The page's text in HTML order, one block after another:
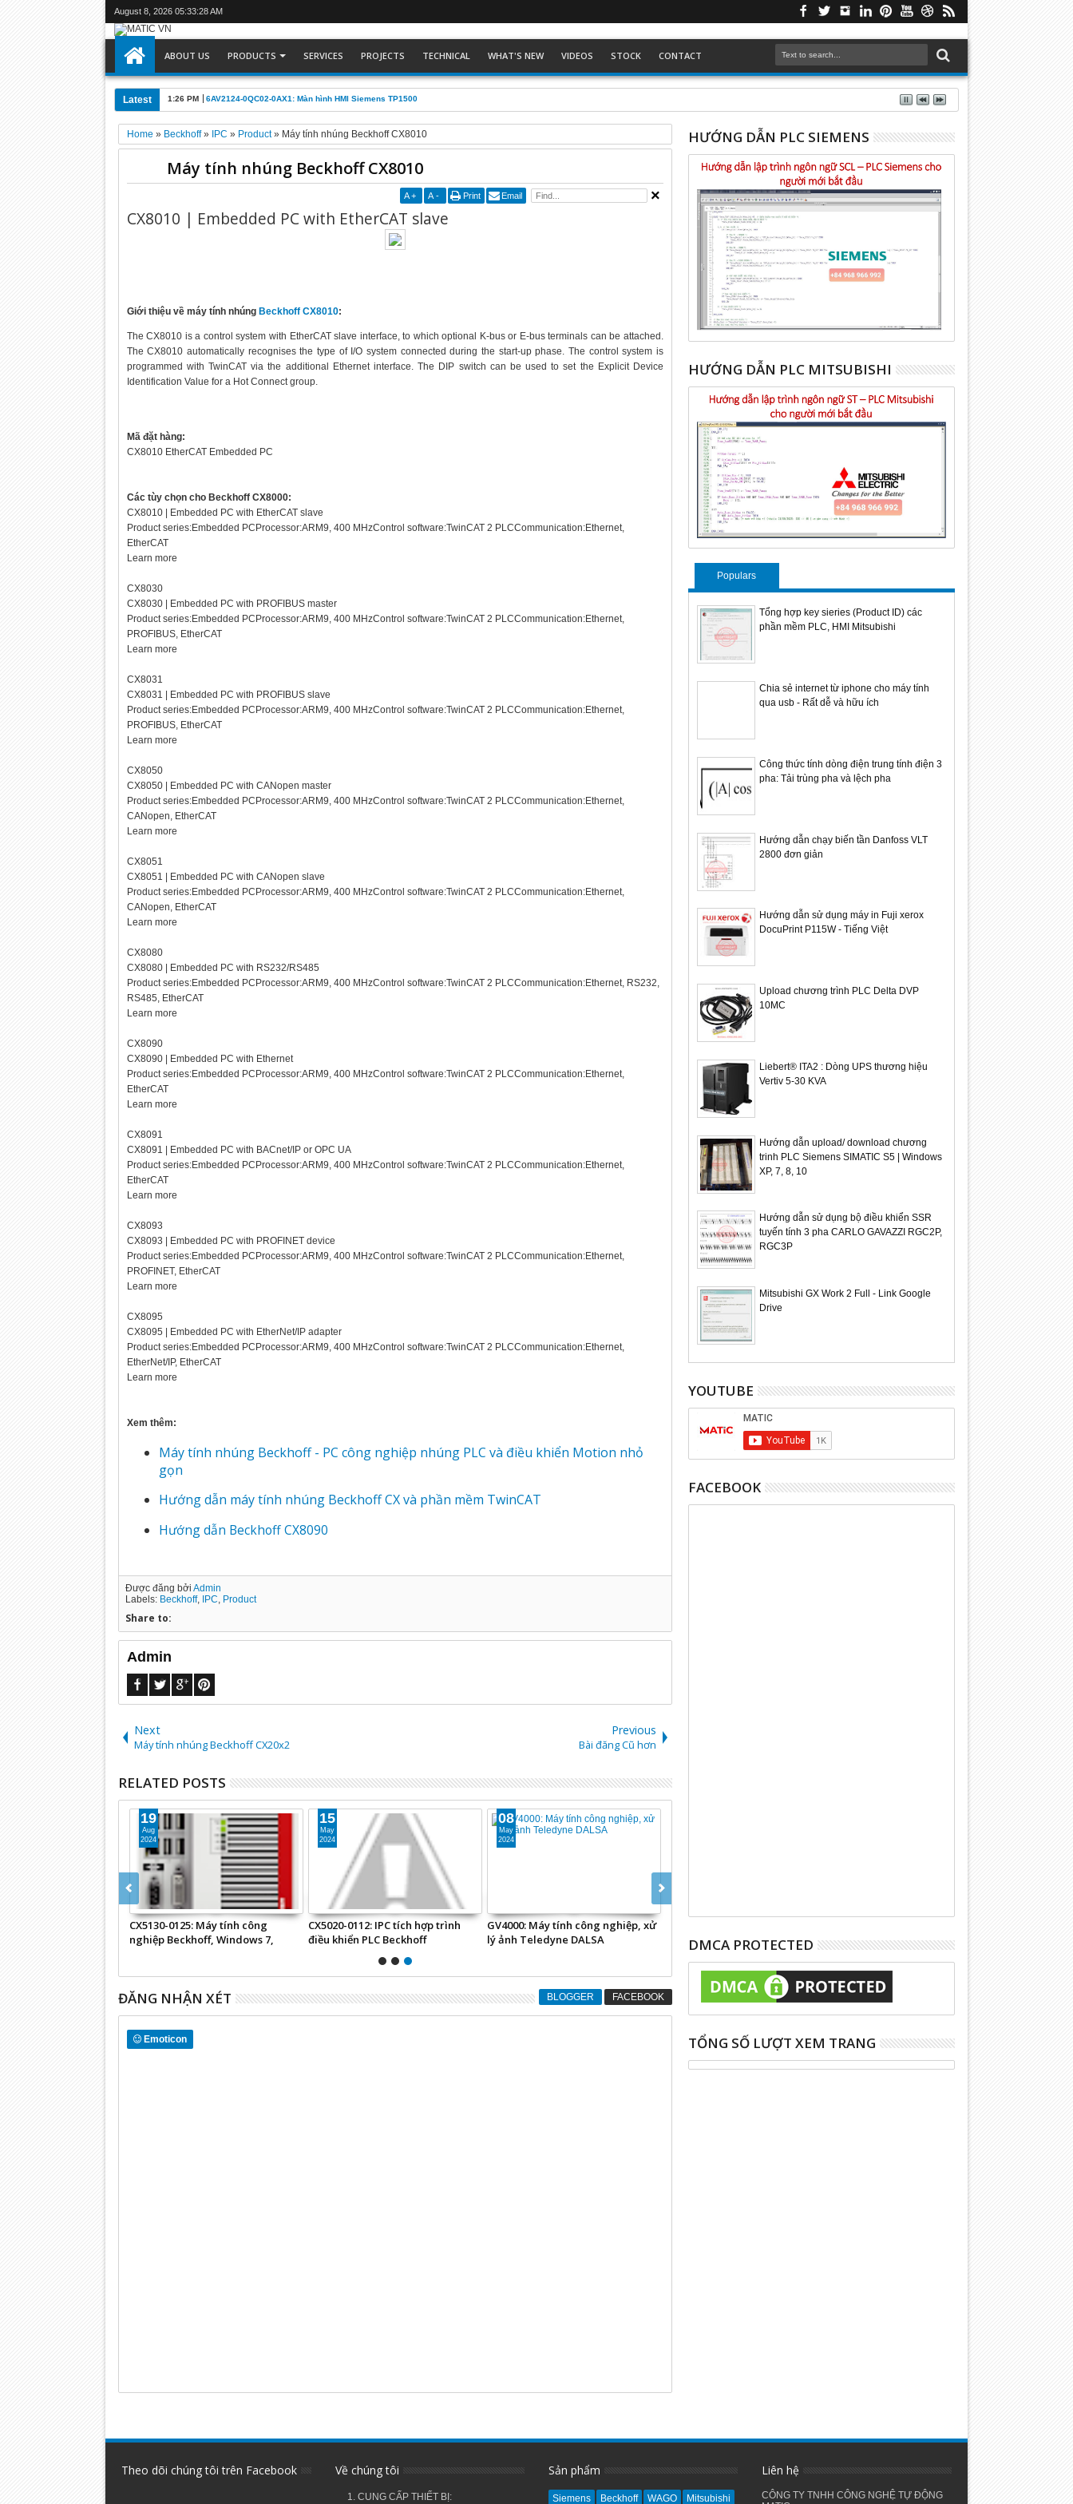
August 8, 2026 05:33:29 AM
ABOUT US PRODUCTS SERVICES PROJECTS TECHNICAL WHAT'S NEW VIDEOS STOCK CONTACT
Latest 1:26 PM 6AV2124-0QC02-0AX1: Màn hình HMI Siemens TP1500
Home » Beckhoff» IPC » Product» Máy tính nhúng Beckhoff CX8010
Máy tính nhúng Beckhoff CX8010
A + A - Print Email
CX8010 | Embedded PC with EtherCAT slave
Giới thiệu về máy tính nhúng Beckhoff CX8010:
The CX8010 is a control system with EtherCAT slave interface, to which optional K-bus or E-bus terminals can be attached.
The CX8010 automatically recognises the type of I/O system connected during the start-up phase. The control system is
programmed with TwinCAT via the additional Ethernet interface. The DIP switch can be used to set the Explicit Device
Identification Value for a Hot Connect group.
Mã đặt hàng:
CX8010 EtherCAT Embedded PC
Các tùy chọn cho Beckhoff CX8000:
CX8010 | Embedded PC with EtherCAT slave
Product series:Embedded PCProcessor:ARM9, 400 MHzControl software:TwinCAT 2 PLCCommunication:Ethernet,
EtherCAT
Learn more
CX8030
CX8030 | Embedded PC with PROFIBUS master
Product series:Embedded PCProcessor:ARM9, 400 MHzControl software:TwinCAT 2 PLCCommunication:Ethernet,
PROFIBUS, EtherCAT
Learn more
CX8031
CX8031 | Embedded PC with PROFIBUS slave
Product series:Embedded PCProcessor:ARM9, 400 MHzControl software:TwinCAT 2 PLCCommunication:Ethernet,
PROFIBUS, EtherCAT
Learn more
CX8050
CX8050 | Embedded PC with CANopen master
Product series:Embedded PCProcessor:ARM9, 400 MHzControl software:TwinCAT 2 PLCCommunication:Ethernet,
CANopen, EtherCAT
Learn more
CX8051
CX8051 | Embedded PC with CANopen slave
Product series:Embedded PCProcessor:ARM9, 400 MHzControl software:TwinCAT 2 PLCCommunication:Ethernet,
CANopen, EtherCAT
Learn more
CX8080
CX8080 | Embedded PC with RS232/RS485
Product series:Embedded PCProcessor:ARM9, 400 MHzControl software:TwinCAT 2 PLCCommunication:Ethernet, RS232,
RS485, EtherCAT
Learn more
CX8090
CX8090 | Embedded PC with Ethernet
Product series:Embedded PCProcessor:ARM9, 400 MHzControl software:TwinCAT 2 PLCCommunication:Ethernet,
EtherCAT
Learn more
CX8091
CX8091 | Embedded PC with BACnet/IP or OPC UA
Product series:Embedded PCProcessor:ARM9, 400 MHzControl software:TwinCAT 2 PLCCommunication:Ethernet,
EtherCAT
Learn more
CX8093
CX8093 | Embedded PC with PROFINET device
Product series:Embedded PCProcessor:ARM9, 400 MHzControl software:TwinCAT 2 PLCCommunication:Ethernet,
PROFINET, EtherCAT
Learn more
CX8095
CX8095 | Embedded PC with EtherNet/IP adapter
Product series:Embedded PCProcessor:ARM9, 400 MHzControl software:TwinCAT 2 PLCCommunication:Ethernet,
EtherNet/IP, EtherCAT
Learn more
Xem thêm:
Máy tính nhúng Beckhoff - PC công nghiệp nhúng PLC và điều khiển Motion nhỏ
gọn
Hướng dẫn máy tính nhúng Beckhoff CX và phần mềm TwinCAT
Hướng dẫn Beckhoff CX8090
Được đăng bởi Admin
Labels: Beckhoff, IPC, Product
Share to:
Admin
Next
Máy tính nhúng Beckhoff CX20x2
Previous
Bài đăng Cũ hơn
RELATED POSTS
CX5130-0125: Máy tính công
nghiệp Beckhoff, Windows 7,
19
Aug
2024
CX5020-0112: IPC tích hợp trình
điều khiển PLC Beckhoff
15
May
2024
GV4000: Máy tính công nghiệp, xử
lý ảnh Teledyne DALSA
08
May
2024
ĐĂNG NHẬN XÉT BLOGGER FACEBOOK
Emoticon
HƯỚNG DẪN PLC SIEMENS
HƯỚNG DẪN PLC MITSUBISHI
Populars
Tổng hợp key sieries (Product ID) các
phần mềm PLC, HMI Mitsubishi
Chia sẻ internet từ iphone cho máy tính
qua usb - Rất dễ và hữu ích
Công thức tính dòng điện trung tính điện 3
pha: Tải trùng pha và lệch pha
Hướng dẫn chạy biến tần Danfoss VLT
2800 đơn giản
Hướng dẫn sử dụng máy in Fuji xerox
DocuPrint P115W - Tiếng Việt
Upload chương trình PLC Delta DVP
10MC
Liebert® ITA2 : Dòng UPS thương hiệu
Vertiv 5-30 KVA
Hướng dẫn upload/ download chương
trinh PLC Siemens SIMATIC S5 | Windows
XP, 7, 8, 10
Hướng dẫn sử dụng bộ điều khiển SSR
tuyến tính 3 pha CARLO GAVAZZI RGC2P,
RGC3P
Mitsubishi GX Work 2 Full - Link Google
Drive
YOUTUBE
FACEBOOK
DMCA PROTECTED
TỔNG SỐ LƯỢT XEM TRANG
Theo dõi chúng tôi trên Facebook Về chúng tôi
1. CUNG CẤP THIẾT BỊ:
Sản phẩm
Siemens Beckhoff WAGO Mitsubishi
Liên hệ
CÔNG TY TNHH CÔNG NGHỆ TỰ ĐỘNG